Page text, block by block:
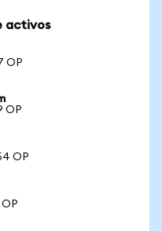
activos
OP
OP
OP